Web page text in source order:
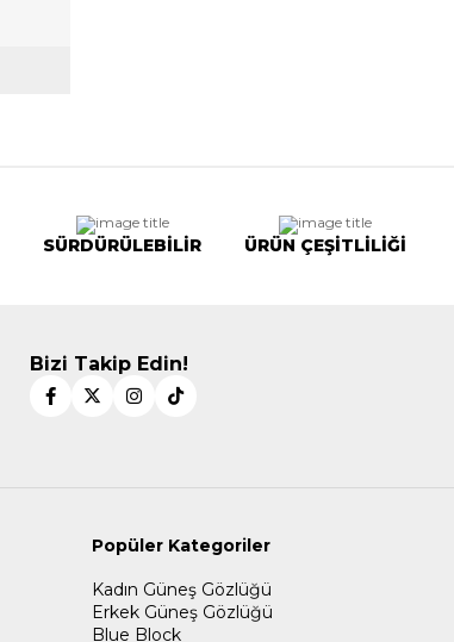
SÜRDÜRÜLEBİLİR ÜRÜN ÇEŞİTLİLİĞİ
Bizi Takip Edin!
Popüler Kategoriler
Kadın Güneş Gözlüğü
Erkek Güneş Gözlüğü
Blue Block